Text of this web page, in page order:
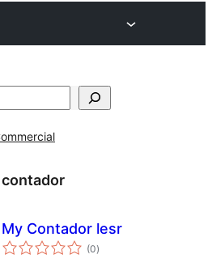
contador
My Contador lesr
(0total
ratings
)